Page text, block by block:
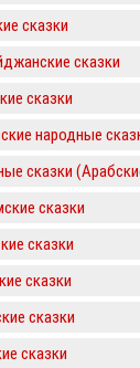
сказки
сказки
сказки
народные
сказки
сказки
сказки
сказки
сказки
сказки